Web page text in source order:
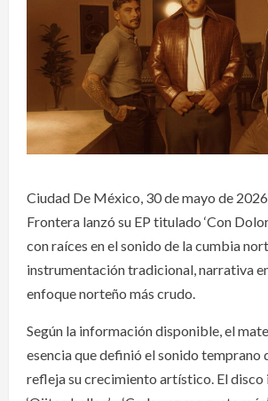
Ciudad De México, 30 de mayo de
Frontera lanzó su EP titulado ‘Con
con raíces en el sonido de la cumbia
instrumentación tradicional, narrativa
enfoque norteño más crudo.
Según la información disponible, el
esencia que definió el sonido temprano
refleja su crecimiento artístico. El disco